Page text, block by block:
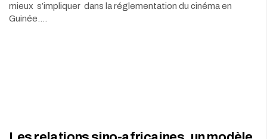
mieux s’impliquer dans la réglementation du cinéma en
Guinée.…